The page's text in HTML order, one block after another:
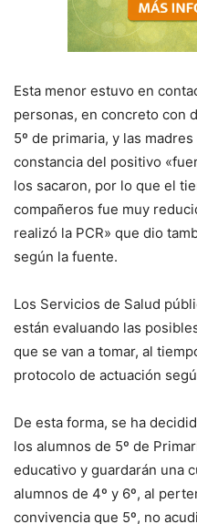
Esta menor estuvo en
personas, en concreto con
5º de primaria, y las
constancia del positivo
los sacaron, por lo que el
compañeros fue muy
realizó la PCR» que dio
según la fuente.
Los Servicios de Salud
están evaluando las
que se van a tomar, al
protocolo de actuación
De esta forma, se ha
los alumnos de 5º de
educativo y guardarán una
alumnos de 4º y 6º, al
convivencia que 5º, no